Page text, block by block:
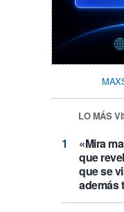
LO MÁS
«Mira
que
que se
además